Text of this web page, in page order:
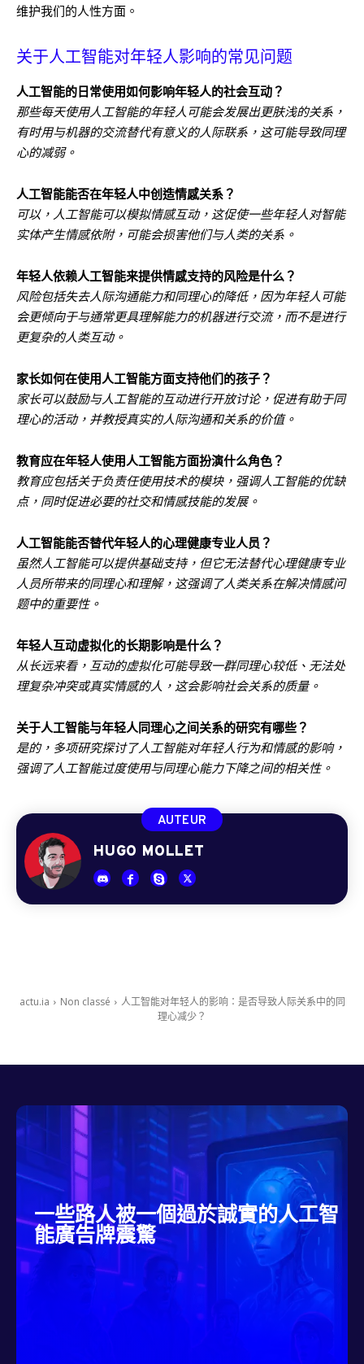
维护我们的人性方面。
关于人工智能对年轻人影响的常见问题
人工智能的日常使用如何影响年轻人的社会互动？
那些每天使用人工智能的年轻人可能会发展出更肤浅的关系，
有时用与机器的交流替代有意义的人际联系，这可能导致同理
心的减弱。
人工智能能否在年轻人中创造情感关系？
可以，人工智能可以模拟情感互动，这促使一些年轻人对智能
实体产生情感依附，可能会损害他们与人类的关系。
年轻人依赖人工智能来提供情感支持的风险是什么？
风险包括失去人际沟通能力和同理心的降低，因为年轻人可能
会更倾向于与通常更具理解能力的机器进行交流，而不是进行
更复杂的人类互动。
家长如何在使用人工智能方面支持他们的孩子？
家长可以鼓励与人工智能的互动进行开放讨论，促进有助于同
理心的活动，并教授真实的人际沟通和关系的价值。
教育应在年轻人使用人工智能方面扮演什么角色？
教育应包括关于负责任使用技术的模块，强调人工智能的优缺
点，同时促进必要的社交和情感技能的发展。
人工智能能否替代年轻人的心理健康专业人员？
虽然人工智能可以提供基础支持，但它无法替代心理健康专业
人员所带来的同理心和理解，这强调了人类关系在解决情感问
题中的重要性。
年轻人互动虚拟化的长期影响是什么？
从长远来看，互动的虚拟化可能导致一群同理心较低、无法处
理复杂冲突或真实情感的人，这会影响社会关系的质量。
关于人工智能与年轻人同理心之间关系的研究有哪些？
是的，多项研究探讨了人工智能对年轻人行为和情感的影响，
强调了人工智能过度使用与同理心能力下降之间的相关性。
AUTEUR
HUGO MOLLET
actu.ia Non classé
人工智能对年轻人的影响：是否导致人际关系中的同
理心减少？
一些路人被一個過於誠實的人工智
能廣告牌震驚